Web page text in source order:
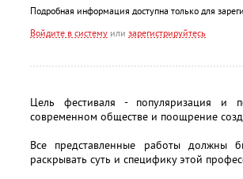
Подробная информация доступна только для
Войдите в систему или зарегистрируйтесь
Цель фестиваля - популяризация и
современном обществе и поощрение
Все представленные работы должны
раскрывать суть и специфику этой